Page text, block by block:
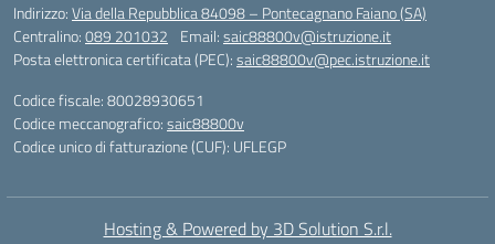
Indirizzo:Via della Repubblica 84098 – Pontecagnano Faiano (SA)
Centralino:089 201032 Email:saic88800v@istruzione.it
Posta elettronica certificata (PEC):saic88800v@pec.istruzione.it
Codice fiscale: 80028930651
Codice meccanografico:saic88800v
Codice unico di fatturazione (CUF): UFLEGP
Hosting & Powered by 3D Solution S.r.l.